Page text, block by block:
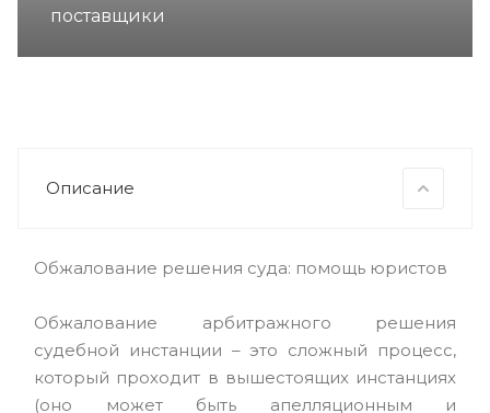
поставщики
Описание
Обжалование решения суда: помощь юристов
Обжалование арбитражного решения
судебной инстанции – это сложный процесс,
который проходит в вышестоящих инстанциях
(оно может быть апелляционным и